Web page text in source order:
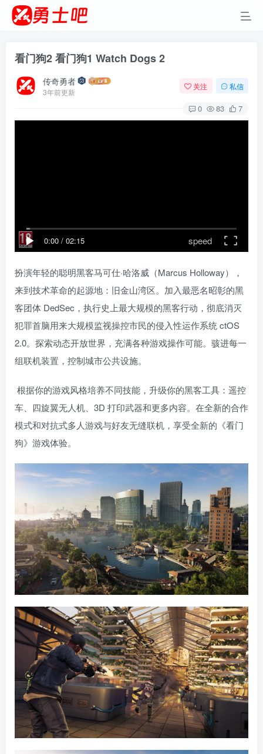
看门狗2 看门狗1 Watch Dogs 2
传奇勇者
3年前更新
关注 私信
0 83 7
0:00 / 02:15 speed
扮演年轻的聪明黑客马可仕·哈洛威（Marcus Holloway），
来到技术革命的起源地：旧金山湾区。加入最恶名昭彰的黑
客团体 DedSec，执行史上最大规模的黑客行动，彻底消灭
犯罪首脑用来大规模监视操控市民的侵入性运作系统 ctOS
2.0。探索动态开放世界，充满各种游戏操作可能。骇进每一
组联机装置，控制城市公共设施。
根据你的游戏风格培养不同技能，升级你的黑客工具：遥控
车、四旋翼无人机、3D 打印武器和更多内容。在全新的合作
模式和对抗式多人游戏与好友无缝联机，享受全新的《看门
狗》游戏体验。